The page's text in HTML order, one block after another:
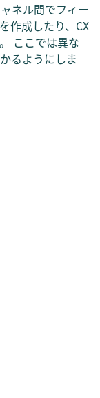
ネル間でフィー
を作成したり、CX
ここでは異な
るようにしま